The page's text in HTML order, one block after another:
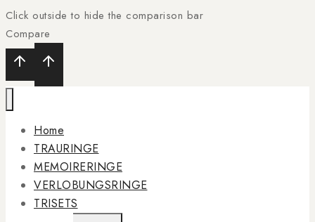
Click outside to hide the comparison bar
Compare
Home
TRAURINGE
MEMOIRERINGE
VERLOBUNGSRINGE
TRISETS